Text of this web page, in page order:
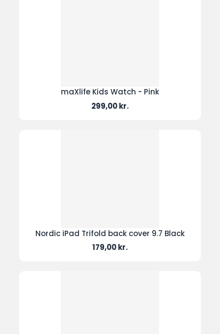
maXlife Kids Watch - Pink
Pris
299,00 kr.
Nordic iPad Trifold back cover 9.7 Black
Pris
179,00 kr.